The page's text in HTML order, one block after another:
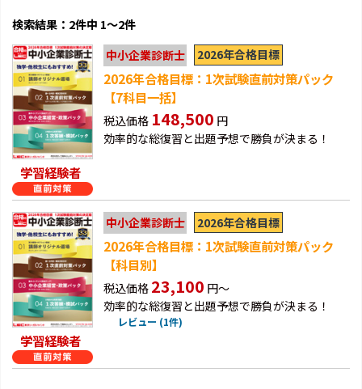
検索結果：2件中 1～2件
学習経験者
中小企業診断士 2026年合格目標
2026年合格目標：1次試験直前対策パック
【7科目一括】
税込価格 148,500 円
効率的な総復習と出題予想で勝負が決まる！
学習経験者
中小企業診断士 2026年合格目標
2026年合格目標：1次試験直前対策パック
【科目別】
税込価格 23,100 円～
効率的な総復習と出題予想で勝負が決まる！
レビュー (1件)